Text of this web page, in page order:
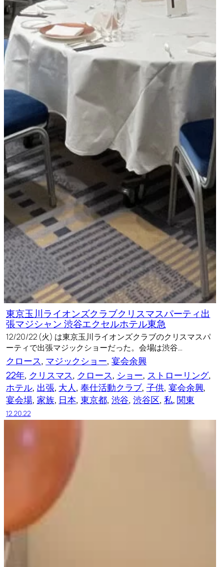
東京玉川ライオンズクラブクリスマスパーティ出
張マジシャン 渋谷エクセルホテル東急
12/20/22 (火) は東京玉川ライオンズクラブのクリスマスパ
ーティで出張マジックショーだった。会場は渋谷…
クロース, マジックショー, 宴会余興
22年, クリスマス, クロース, ショー, ストローリング
ホテル, 出張, 大人, 奉仕活動クラブ, 子供, 宴会余興
宴会場, 家族, 日本, 東京都, 渋谷, 渋谷区, 私, 関東
12.20.22